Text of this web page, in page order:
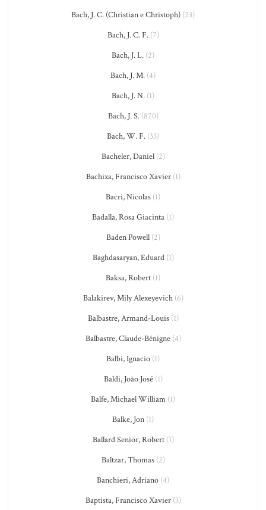
Bach, J. C. (Christian e Christoph) (23)
Bach, J. C. F.(7)
Bach, J. L. (2)
Bach, J. M. (4)
Bach, J. N. (1)
Bach, J. S.(870)
Bach, W. F. (33)
Bacheler, Daniel(2)
Bachixa, Francisco Xavier(1)
Bacri, Nicolas (1)
Badalla, Rosa Giacinta (1)
Baden Powell(2)
Baghdasaryan, Eduard(1)
Baksa, Robert (1)
Balakirev, Mily Alexeyevich(6)
Balbastre, Armand-Louis(1)
Balbastre, Claude-Bénigne(4)
Balbi, Ignacio (1)
Baldi, João José(1)
Balfe, Michael William (1)
Balke, Jon (1)
Ballard Senior, Robert(1)
Baltzar, Thomas(2)
Banchieri, Adriano (4)
Baptista, Francisco Xavier(3)